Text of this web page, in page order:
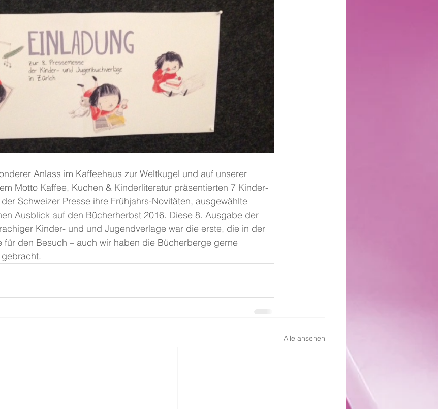
Anlass im Kaffeehaus zur Weltkugel und auf unserer
Motto Kaffee, Kuchen & Kinderliteratur präsentierten 7 Kinder-
Schweizer Presse ihre Frühjahrs-Novitäten, ausgewählte
Ausblick auf den Bücherherbst 2016. Diese 8. Ausgabe der
Kinder- und und Jugendverlage war die erste, die in der
für den Besuch – auch wir haben die Bücherberge gerne
Alle ansehen